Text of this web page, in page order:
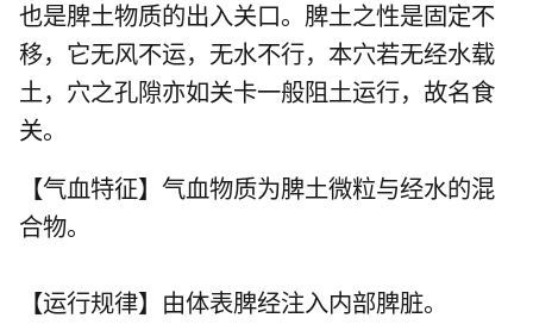
也是脾土物质的出入关口。脾土之性是固定不
移，它无风不运，无水不行，本穴若无经水载
土，穴之孔隙亦如关卡一般阻土运行，故名食
关。
【气血特征】气血物质为脾土微粒与经水的混
合物。
【运行规律】由体表脾经注入内部脾脏。